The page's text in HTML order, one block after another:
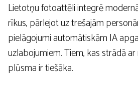
Lietotņu fotoattēli integrē
rīkus, pārlejot uz trešajām
pielāgojumi automātiskām IA
uzlabojumiem. Tiem, kas strādā
plūsma ir tiešāka.